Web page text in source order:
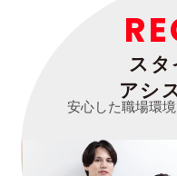
スタ
アシ
安心した職場環